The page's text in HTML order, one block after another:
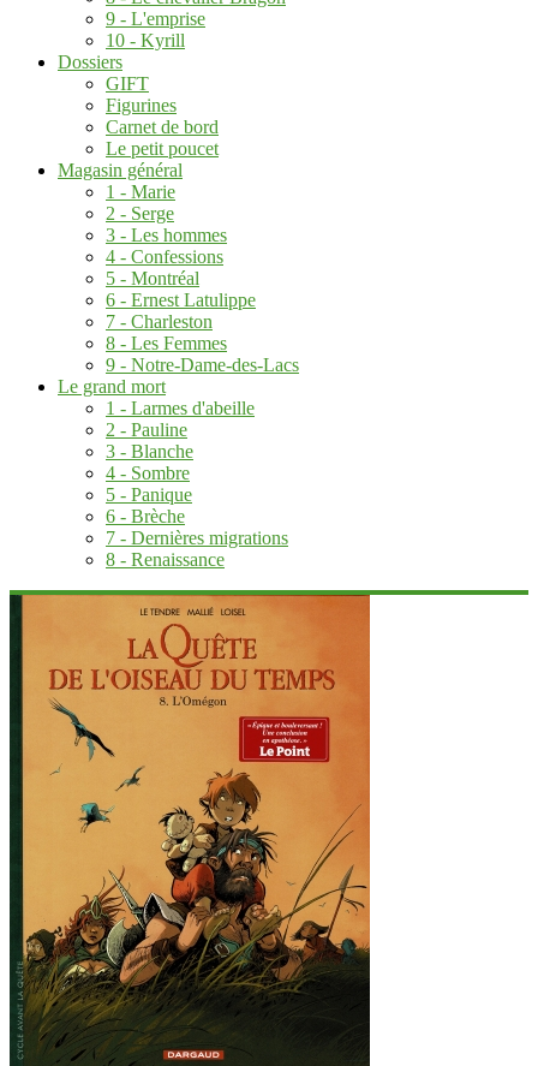
9 - L'emprise
10 - Kyrill
Dossiers
GIFT
Figurines
Carnet de bord
Le petit poucet
Magasin général
1 - Marie
2 - Serge
3 - Les hommes
4 - Confessions
5 - Montréal
6 - Ernest Latulippe
7 - Charleston
8 - Les Femmes
9 - Notre-Dame-des-Lacs
Le grand mort
1 - Larmes d'abeille
2 - Pauline
3 - Blanche
4 - Sombre
5 - Panique
6 - Brèche
7 - Dernières migrations
8 - Renaissance